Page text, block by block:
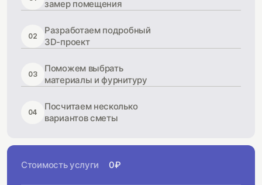
замер помещения
02
Разработаем подробный
3D-проект
03
Поможем выбрать
материалы и фурнитуру
04
Посчитаем несколько
вариантов сметы
Стоимость услуги 0₽